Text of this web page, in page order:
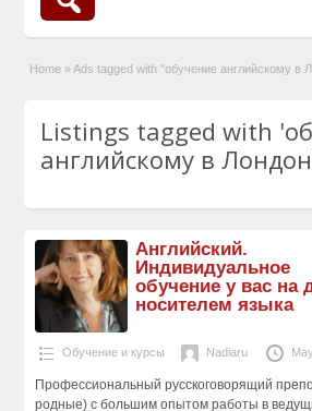
Home » Ads tagged with "обучение английскому в
Listings tagged with
английскому в
Английский.
Индивидуальное
обучение у вас на
носителем языка
Обучение и курсы Nadiaru
Профессиональный русскоговорящий
родные) с большим опытом работы в